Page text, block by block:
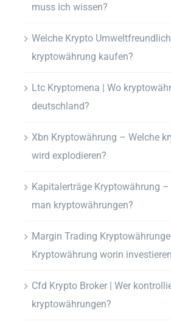
muss ich wissen?
Welche Krypto
kryptowährung kaufen?
Ltc Kryptomena | Wo
deutschland?
Xbn Kryptowährung – Welche
wird explodieren?
Kapitalerträge Kryptowährung
man kryptowährungen?
Margin Trading
Kryptowährung worin
Cfd Krypto Broker | Wer
kryptowährungen?